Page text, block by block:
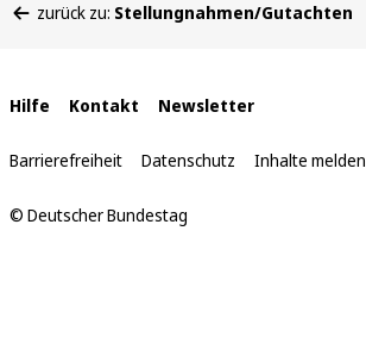
befinden
zurück zu: Stellungnahmen/Gutachten
Interne
Links
Hilfe Kontakt Newsletter
Barrierefreiheit Datenschutz Inhalte melden
© Deutscher Bundestag